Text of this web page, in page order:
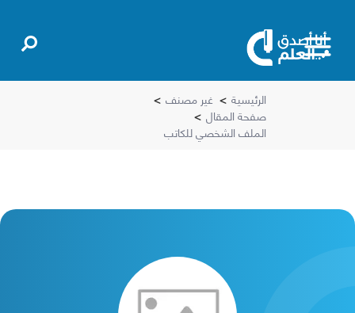
الرئيسية > غير مصنف >
صفحة المقال >
الملف الشخصي للكاتب